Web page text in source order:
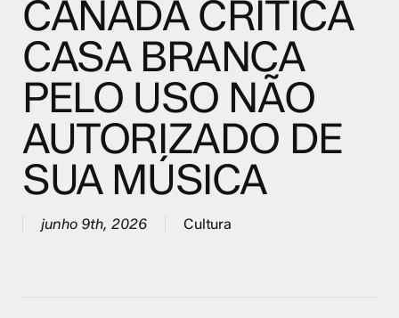
CANADA CRITICA
CASA BRANCA
PELO USO NÃO
AUTORIZADO DE
SUA MÚSICA
junho 9th, 2026 Cultura